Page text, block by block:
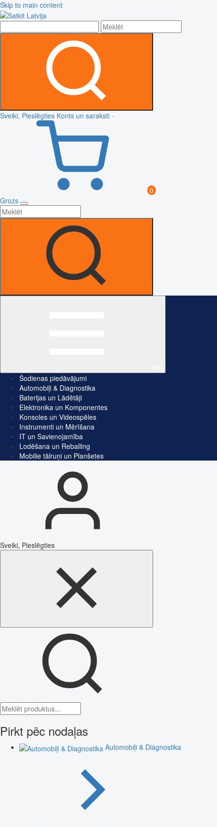
Skip to main content
Sveiki, Pieslēgties Konts un saraksti
0
Grozs
Šodienas piedāvājumi
Automobiļi & Diagnostika
Baterijas un Lādētāji
Elektronika un Komponentes
Konsoles un Videospēles
Instrumenti un Mērīšana
IT un Savienojamība
Lodēšana un Reballing
Mobilie tālruņi un Planšetes
Sveiki, Pieslēgties
Pirkt pēc nodaļas
Automobiļi & Diagnostika